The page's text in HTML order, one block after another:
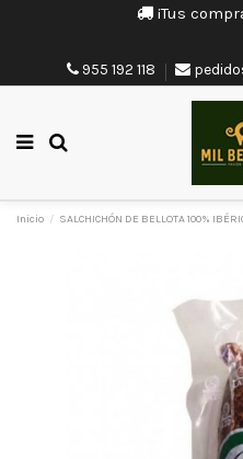
¡Tus
955 192 118
Inicio SALCHICHÓN DE BELLOTA 100%